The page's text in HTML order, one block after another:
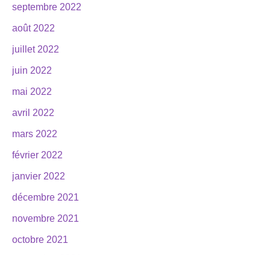
septembre 2022
août 2022
juillet 2022
juin 2022
mai 2022
avril 2022
mars 2022
février 2022
janvier 2022
décembre 2021
novembre 2021
octobre 2021